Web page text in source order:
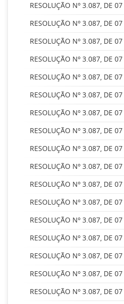
RESOLUÇÃO Nº 3.087, DE
RESOLUÇÃO Nº 3.087, DE
RESOLUÇÃO Nº 3.087, DE
RESOLUÇÃO Nº 3.087, DE
RESOLUÇÃO Nº 3.087, DE
RESOLUÇÃO Nº 3.087, DE
RESOLUÇÃO Nº 3.087, DE
RESOLUÇÃO Nº 3.087, DE
RESOLUÇÃO Nº 3.087, DE
RESOLUÇÃO Nº 3.087, DE
RESOLUÇÃO Nº 3.087, DE
RESOLUÇÃO Nº 3.087, DE
RESOLUÇÃO Nº 3.087, DE
RESOLUÇÃO Nº 3.087, DE
RESOLUÇÃO Nº 3.087, DE
RESOLUÇÃO Nº 3.087, DE
RESOLUÇÃO Nº 3.087, DE